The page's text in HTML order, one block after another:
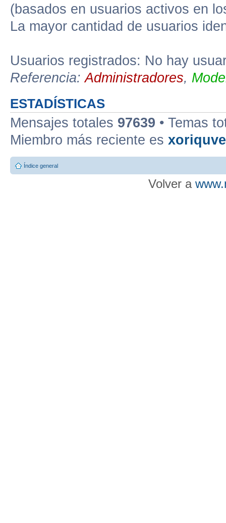
(basados en usuarios activos en
La mayor cantidad de usuarios
Usuarios registrados: No hay
Referencia:Administradores,
ESTADÍSTICAS
Mensajes totales 97639 • Temas
Miembro más reciente es
Índice general
Volver a